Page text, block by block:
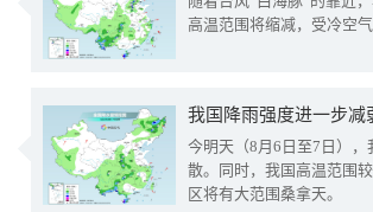
高温范围将缩减，受冷空
今明天（8月6日至7日）
散。同时，我国高温范围
区将有大范围桑拿天。